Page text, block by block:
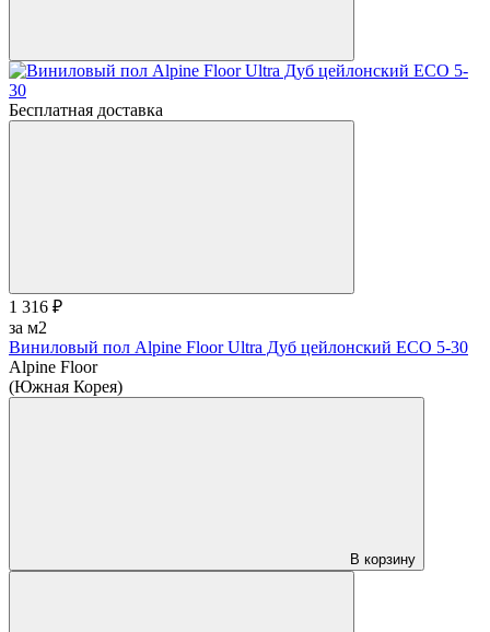
Бесплатная доставка
1 316 ₽
за м2
Виниловый пол Alpine Floor Ultra Дуб цейлонский ЕСО 5-30
Alpine Floor
(Южная Корея)
В корзину